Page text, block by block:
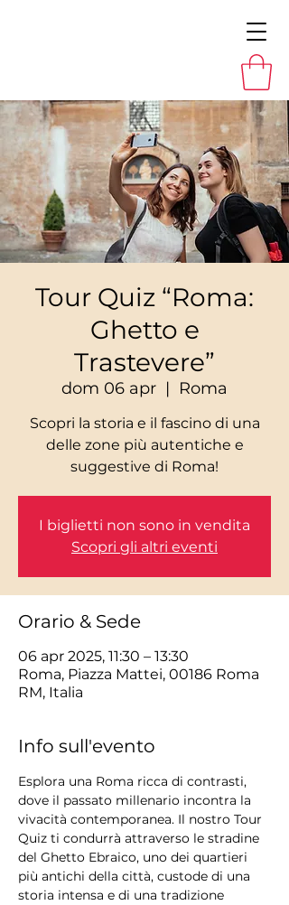
Tour Quiz “Roma:
Ghetto e
Trastevere”
dom 06 apr
  |
Roma
Scopri la storia e il fascino di una
delle zone più autentiche e
I biglietti non sono in vendita
Scopri gli altri eventi
Orario & Sede
06 apr 2025, 11:30 – 13:30
Roma, Piazza Mattei, 00186 Roma
RM, Italia
Info sull'evento
Esplora una Roma ricca di contrasti,
dove il passato millenario incontra la
vivacità contemporanea. Il nostro Tour
Quiz ti condurrà attraverso le stradine
del Ghetto Ebraico, uno dei quartieri
più antichi della città, custode di una
storia intensa e di una tradizione